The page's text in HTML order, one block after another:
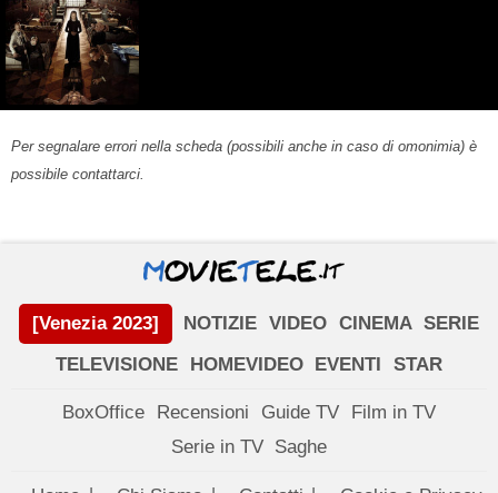
Per segnalare errori nella scheda (possibili anche in caso di omonimia) è
possibile contattarci.
[Venezia 2023] NOTIZIE VIDEO CINEMA SERIE
TELEVISIONE
HOMEVIDEO EVENTI STAR
BoxOffice Recensioni Guide TV
Film in TV
Serie in TV Saghe